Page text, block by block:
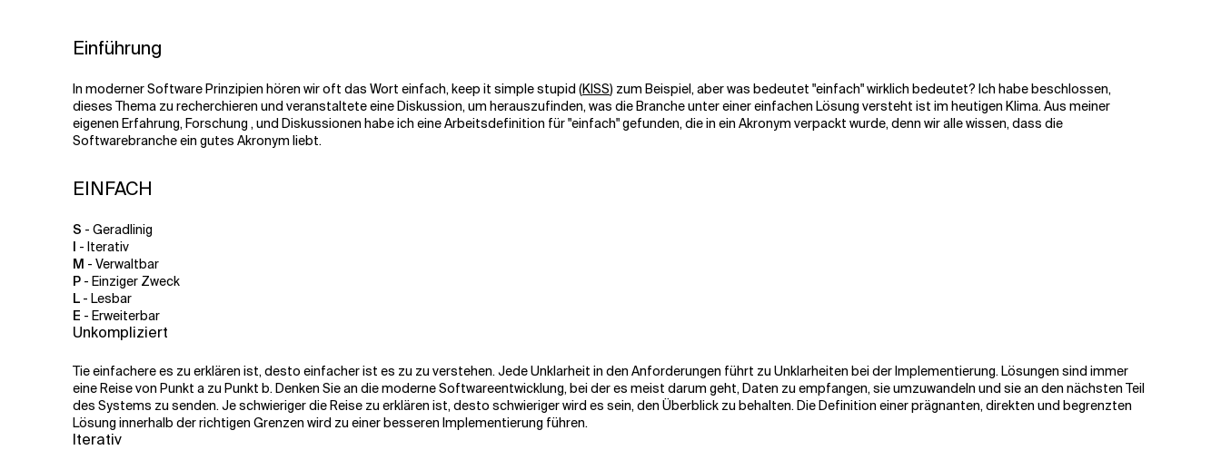
Einführung
In moderner SoftwarePrinzipien hören wir oft das Wort einfach, keep it simple stupid (KISS) zum Beispiel, aber was bedeutet "einfach"wirklich bedeutet? Ich habe beschlossen,
dieses Thema zu recherchieren und veranstalteteeine Diskussion, um herauszufinden, was die Branche unter einer einfachen Lösung versteht ist im heutigen Klima. Aus meiner
eigenen Erfahrung, Forschung ,und Diskussionen habe ich eine Arbeitsdefinition für "einfach" gefunden, die in ein Akronym verpackt wurde, denn wir alle wissen, dass die
Softwarebranche ein gutes Akronym liebt.
EINFACH
S - Geradlinig
I - Iterativ
M - Verwaltbar
P - Einziger Zweck
L - Lesbar
E - Erweiterbar
Unkompliziert
Tieeinfacherees zu erklären ist,desto einfacherist es zu zu verstehen. Jede Unklarheit in den Anforderungen führt zu Unklarheiten bei der Implementierung. Lösungen sind immer
eine Reise von Punkt a zu Punkt b. Denken Sie an die moderne Softwareentwicklung, bei der es meist darum geht, Daten zu empfangen, sie umzuwandeln und sie an den nächsten Teil
des Systems zu senden. Je schwieriger die Reise zu erklären ist, desto schwieriger wird es sein, den Überblick zu behalten. Die Definition einer prägnanten, direkten und begrenzten
Lösung innerhalb der richtigen Grenzen wird zu einer besseren Implementierung führen.
Iterativ